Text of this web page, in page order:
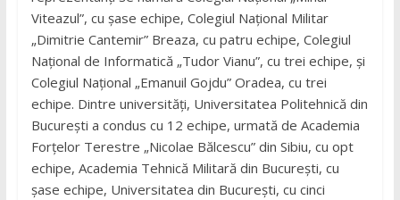
Viteazul”, cu șase echipe, Colegiul Național Militar
„Dimitrie Cantemir” Breaza, cu patru echipe, Colegiul
Național de Informatică „Tudor Vianu”, cu trei echipe, și
Colegiul Național „Emanuil Gojdu” Oradea, cu trei
echipe. Dintre universități, Universitatea Politehnică din
București a condus cu 12 echipe, urmată de Academia
Forțelor Terestre „Nicolae Bălcescu” din Sibiu, cu opt
echipe, Academia Tehnică Militară din București, cu
șase echipe, Universitatea din București, cu cinci